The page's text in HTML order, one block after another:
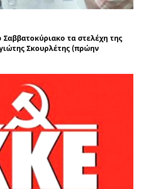
τα στελέχη της
Σκουρλέτης (πρώην